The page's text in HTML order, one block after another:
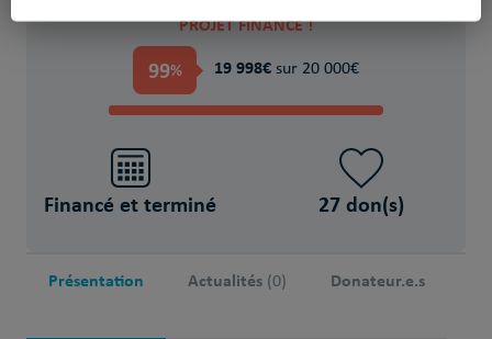
PROJET FINANCÉ !
99% 19 998€ sur 20 000€
Financé et terminé 27 don(s)
Présentation Actualités (0) Donateur.e.s